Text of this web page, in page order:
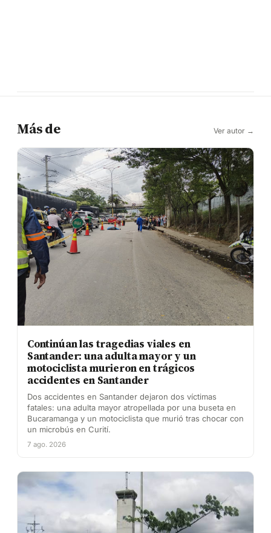
Más de Ver autor →
Continúan las tragedias viales en
Santander: una adulta mayor y un
motociclista murieron en trágicos
accidentes en Santander
Dos accidentes en Santander dejaron dos víctimas
fatales: una adulta mayor atropellada por una buseta en
Bucaramanga y un motociclista que murió tras chocar con
un microbús en Curití.
7 ago. 2026